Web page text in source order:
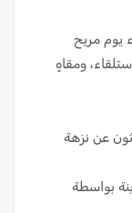
يوم مريح
ومقاهٍ
عن نزهة
بواسطة